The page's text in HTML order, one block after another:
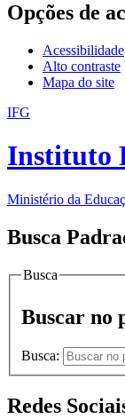
Opções de
Acessibilidade
Alto contraste
Mapa do site
IFG
Instituto
Ministério da
Busca
Busca
Buscar no
Busca:
Redes